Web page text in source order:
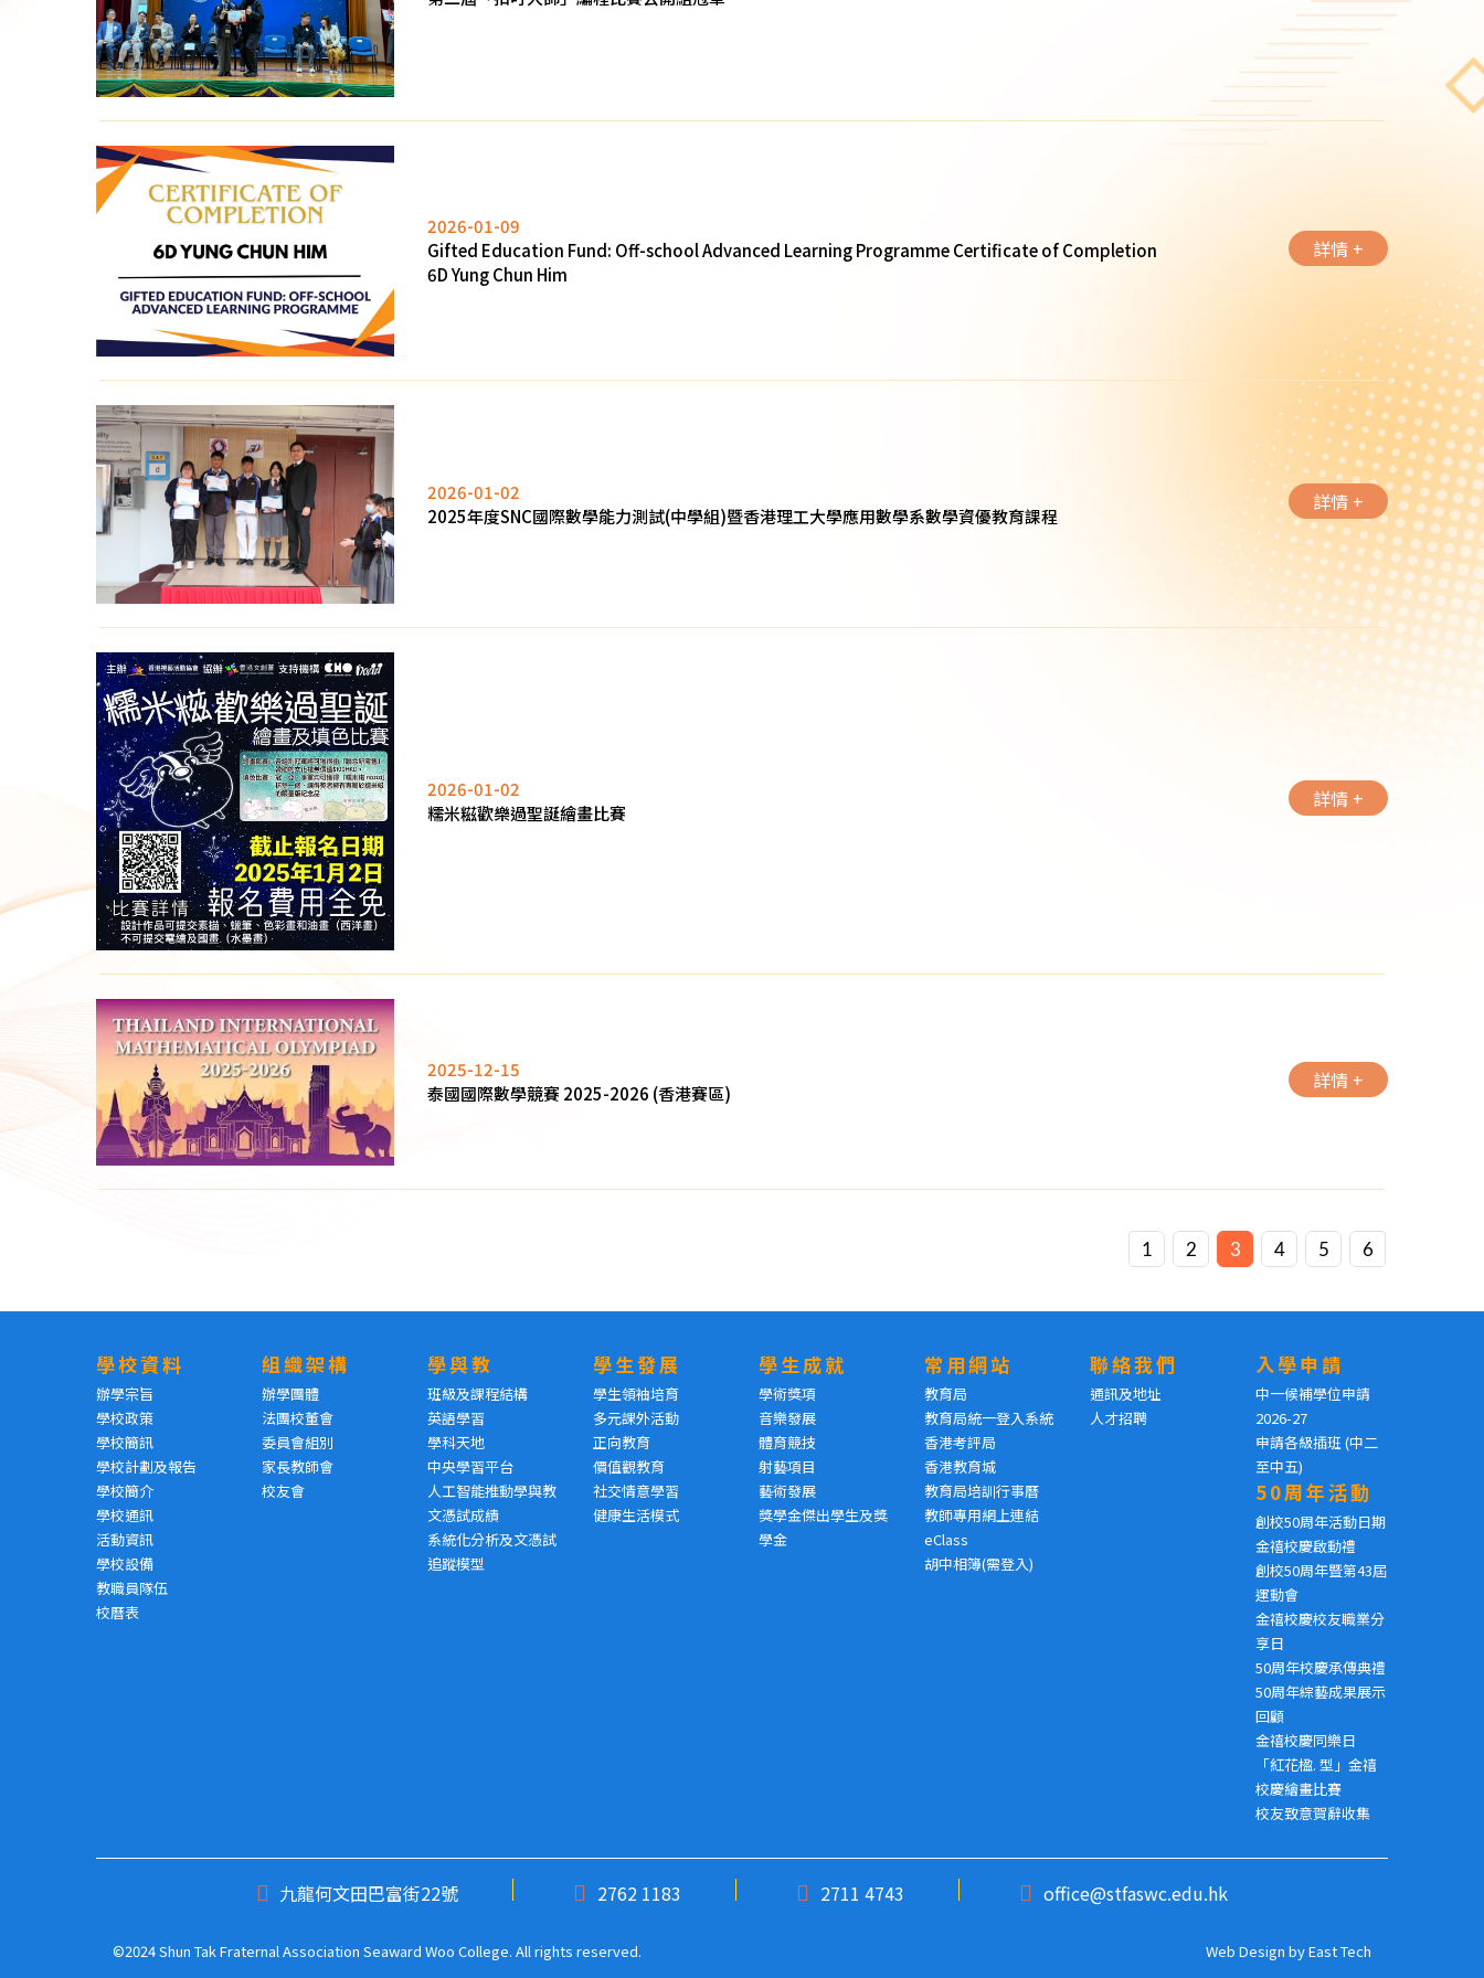
2026-01-09
Gifted Education Fund: Off-school Advanced Learning Programme Certificate of Completion
6D Yung Chun Him
詳情 +
2026-01-02
2025年度SNC國際數學能力測試(中學組)暨香港理工大學應用數學系數學資優教育課程
詳情 +
2026-01-02
糯米糍歡樂過聖誕繪畫比賽
詳情 +
2025-12-15
泰國國際數學競賽 2025-2026 (香港賽區)
詳情 +
1 2 3 4 5 6
學校資料
辦學宗旨
學校政策
學校簡訊
學校計劃及報告
學校簡介
學校通訊
活動資訊
學校設備
教職員隊伍
校曆表
組織架構
辦學團體
法團校董會
委員會組別
家長教師會
校友會
學與教
班級及課程結構
英語學習
學科天地
中央學習平台
人工智能推動學與教
文憑試成績
系統化分析及文憑試
追蹤模型
學生發展
學生領袖培育
多元課外活動
正向教育
價值觀教育
社交情意學習
健康生活模式
學生成就
學術獎項
音樂發展
體育競技
射藝項目
藝術發展
獎學金傑出學生及獎
學金
常用網站
教育局
教育局統一登入系統
香港考評局
香港教育城
教育局培訓行事曆
教師專用網上連結
eClass
胡中相簿(需登入)
聯絡我們
通訊及地址
人才招聘
入學申請
中一候補學位申請
2026-27
申請各級插班 (中二
至中五)
50周年活動
創校50周年活動日期
金禧校慶啟動禮
創校50周年暨第43屆
運動會
金禧校慶校友職業分
享日
50周年校慶承傳典禮
50周年綜藝成果展示
回顧
金禧校慶同樂日
「紅花楹. 型」金禧
校慶繪畫比賽
校友致意賀辭收集
九龍何文田巴富街22號 2762 1183 2711 4743 office@stfaswc.edu.hk
©2024 Shun Tak Fraternal Association Seaward Woo College. All rights reserved. Web Design byEast Tech